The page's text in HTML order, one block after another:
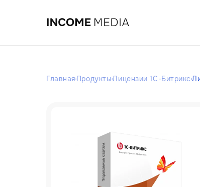
ГлавнаяПродуктыЛицензии 1С-Битрикс